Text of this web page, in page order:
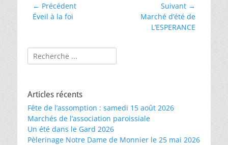
Navigation
de
← Précédent
Article
Éveil à la foi
Suivant →
Marché d’été de
L’ESPERANCE
Rechercher :
Articles récents
Fête de l’assomption : samedi 15 août 2026
Marchés de l’association paroissiale
Un été dans le Gard 2026
Pèlerinage Notre Dame de Monnier le 25 mai 2026